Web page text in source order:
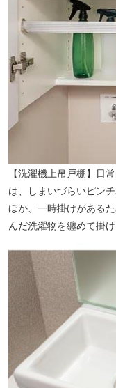
【洗濯機上吊戸棚】日
は、しまいづらいピン
ほか、一時掛けがある
んだ洗濯物を纏めて掛